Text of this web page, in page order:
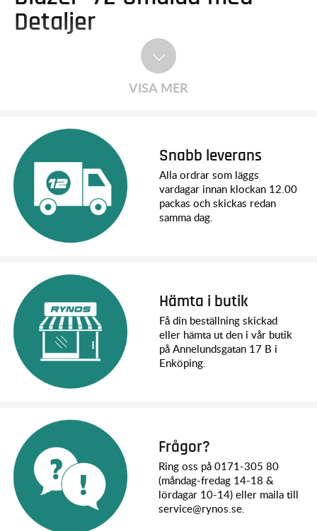
Detaljer
VISA MER
Snabb leverans
Alla ordrar som läggs
vardagar innan klockan 12.00
packas och skickas redan
samma dag.
Hämta i butik
Få din beställning skickad
eller hämta ut den i vår butik
på Annelundsgatan 17 B i
Enköping.
Frågor?
Ring oss på 0171-305 80
(måndag-fredag 14-18 &
lördagar 10-14) eller maila till
service@rynos.se.